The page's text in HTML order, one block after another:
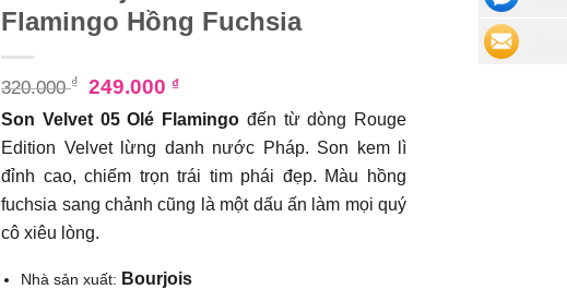
Flamingo Hồng Fuchsia
320.000₫ 249.000 ₫
Son Velvet 05 Olé Flamingo đến từ dòng Rouge
Edition Velvet lừng danh nước Pháp. Son kem lì
đỉnh cao, chiếm trọn trái tim phái đẹp. Màu hồng
fuchsia sang chảnh cũng là một dấu ấn làm mọi quý
cô xiêu lòng.
Nhà sản xuất: Bourjois